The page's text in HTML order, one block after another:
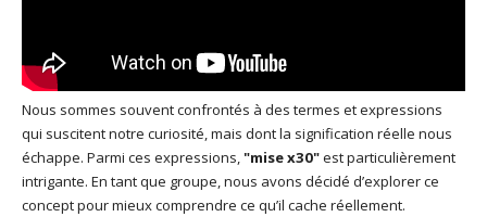
Nous sommes souvent confrontés à des termes et expressions
qui suscitent notre curiosité, mais dont la signification réelle nous
échappe. Parmi ces expressions,"mise x30"est particulièrement
intrigante. En tant que groupe, nous avons décidé d’explorer ce
concept pour mieux comprendre ce qu’il cache réellement.